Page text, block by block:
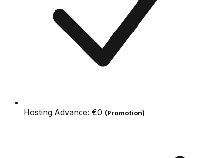
Hosting Advance: €0 (Promotion)